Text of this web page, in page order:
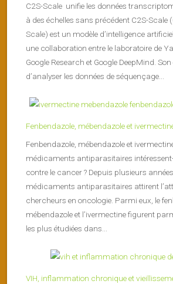
C2S-Scale unifie les données
à des échelles sans précédent C2S-Scale
Scale) est un modèle d’intelligence
une collaboration entre le laboratoire de
Google Research et Google DeepMind.
d’analyser les données de séquençage...
Fenbendazole, mébendazole et
Fenbendazole, mébendazole et
médicaments antiparasitaires
contre le cancer ? Depuis plusieurs
médicaments antiparasitaires attirent
chercheurs en oncologie. Parmi eux, le
mébendazole et l’ivermectine figurent
les plus étudiées dans...
VIH, inflammation chronique et